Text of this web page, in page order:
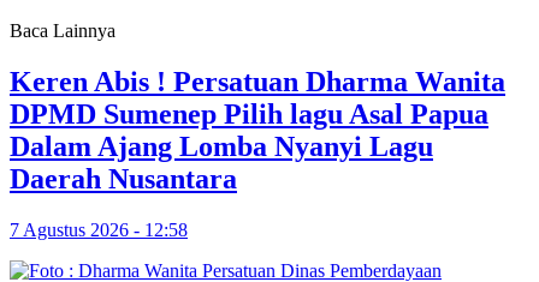
Baca Lainnya
Keren Abis ! Persatuan Dharma Wanita
DPMD Sumenep Pilih lagu Asal Papua
Dalam Ajang Lomba Nyanyi Lagu
Daerah Nusantara
7 Agustus 2026 - 12:58